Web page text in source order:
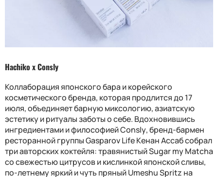
Hachiko x Consly
Коллаборация японского бара и корейского
косметического бренда, которая продлится до 17
июля, объединяет барную миксологию, азиатскую
эстетику и ритуалы заботы о себе. Вдохновившись
ингредиентами и философиейConsly, бренд-бармен
ресторанной группыGasparov LifeКенан Ассаб собрал
три авторских коктейля: травянистыйSugar my Matcha
со свежестью цитрусов и кислинкой японской сливы,
по-летнему яркий и чуть пряныйUmeshu Spritz на